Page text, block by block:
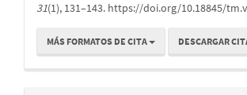
31(1), 131–143. https://doi.org/10.18845/
MÁS FORMATOS DE CITA DESCARGAR